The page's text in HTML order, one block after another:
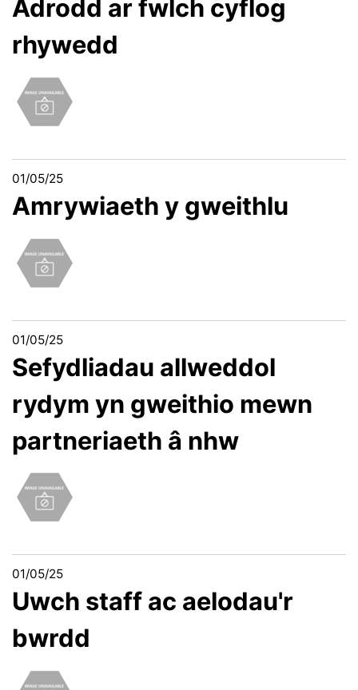
Adrodd ar fwlch cyflog
rhywedd
01/05/25
Amrywiaeth y gweithlu
01/05/25
Sefydliadau allweddol
rydym yn gweithio mewn
partneriaeth â nhw
01/05/25
Uwch staff ac aelodau'r
bwrdd